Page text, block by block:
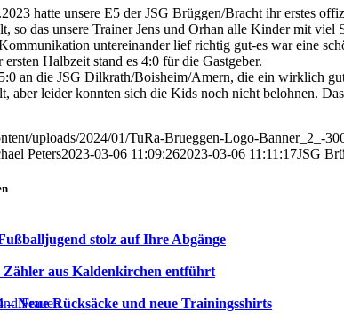
Frauen
hatte unsere E5 der JSG Brüggen/Bracht ihr erstes
so das unsere Trainer Jens und Orhan alle Kinder mit
untereinander lief richtig gut-es war eine
Halbzeit stand es 4:0 für die Gastgeber.
an die JSG Dilkrath/Boisheim/Amern, die ein wirklich
aber leider konnten sich die Kids noch nicht belohnen.
uploads/2024/01/TuRa-Brueggen-Logo-Banner_2_-
Peters2023-03-06 11:09:262023-03-06 11:11:17JSG
stolz auf Ihre Abgänge
aus Kaldenkirchen entführt
Neue Rücksäcke und neue Trainingsshirts